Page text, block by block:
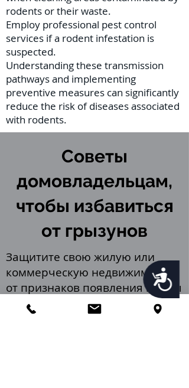
Accessibility
rodents or their waste.
Employ professional pest control
services if a rodent infestation is
suspected.
Understanding these transmission
pathways and implementing
preventive measures can significantly
reduce the risk of diseases associated
with rodents.
Советы
домовладельцам,
чтобы избавиться
от грызунов
Защитите свою жилую или
коммерческую недвижимость
от признаков появления крысы
(помет и запах мочи грызунов).
Вот несколько простых вещей,